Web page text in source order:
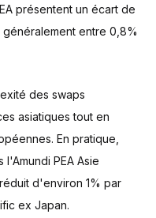
présentent un écart de
entre 0,8%
des swaps
asiatiques tout en
En pratique,
PEA Asie
d'environ 1% par
ex Japan.